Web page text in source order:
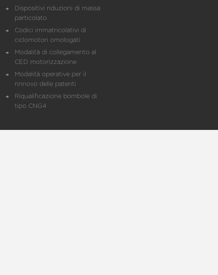
Dispositivi riduzioni di massa
particolato
Codici immatricolativi di
ciclomotori omologati
Modalità di collegamento al
CED motorizzazione
Modalità operative per il
rinnovo delle patenti
Riqualificazione bombole di
tipo CNG4